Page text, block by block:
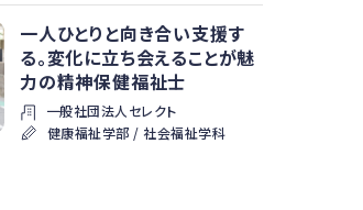
一般社団法人セレクト
健康福祉学部 / 社会福祉学科
一人ひとりと向き合い支援す
る。変化に立ち会えることが魅
力の精神保健福祉士